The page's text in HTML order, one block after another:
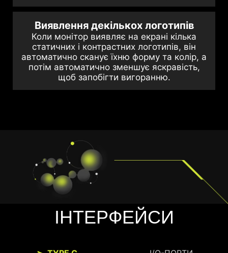
Виявлення декількох логотипів
Коли монітор виявляє на екрані кілька
статичних і контрастних логотипів, він
автоматично сканує їхню форму та колір, а
потім автоматично зменшує яскравість,
щоб запобігти вигоранню.
ІНТЕРФЕЙСИ